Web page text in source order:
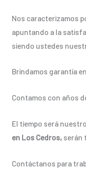
Nos caracterizamos
apuntando a la
siendo ustedes
Brindamos garantía
Contamos con años
El tiempo será
en Los Cedros, serán
Contáctanos para